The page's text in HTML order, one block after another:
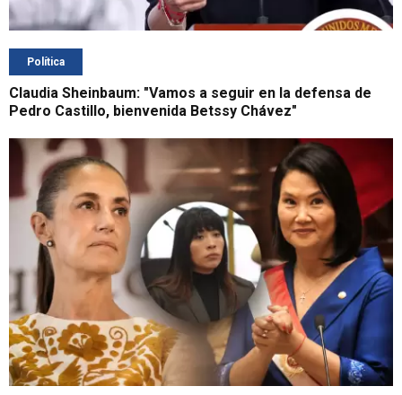
Política
Claudia Sheinbaum: "Vamos a seguir en la defensa de
Pedro Castillo, bienvenida Betssy Chávez"